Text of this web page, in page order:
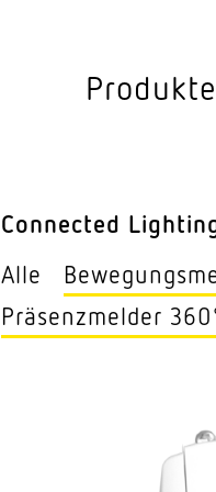
Produkte
Pendel­leuchten
Stras­sen­leuchten
Connected
Alle
Präsenz­melder